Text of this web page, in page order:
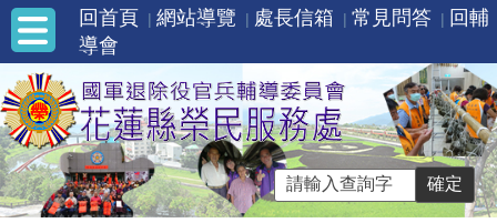
回首頁 網站導覽 處長信箱 常見問答
回輔
導會